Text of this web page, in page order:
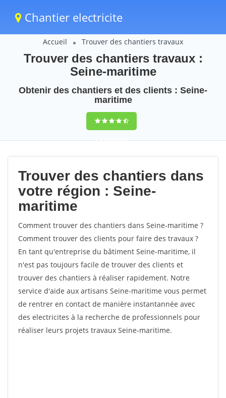
Chantier electricite
Accueil Trouver des chantiers travaux
Trouver des chantiers travaux :
Seine-maritime
Obtenir des chantiers et des clients : Seine-
maritime
9,5(100%)82
votes
Trouver des chantiers dans
votre région : Seine-
maritime
Comment trouver des chantiers dans Seine-maritime ?
Comment trouver des clients pour faire des travaux ?
En tant qu'entreprise du bâtiment Seine-maritime, il
n'est pas toujours facile de trouver des clients et
trouver des chantiers à réaliser rapidement. Notre
service d'aide aux artisans Seine-maritime vous permet
de rentrer en contact de manière instantannée avec
des electricites à la recherche de professionnels pour
réaliser leurs projets travaux Seine-maritime.